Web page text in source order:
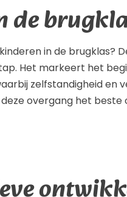
de
in de brugklas?
Het markeert het
zelfstandigheid en
overgang het beste